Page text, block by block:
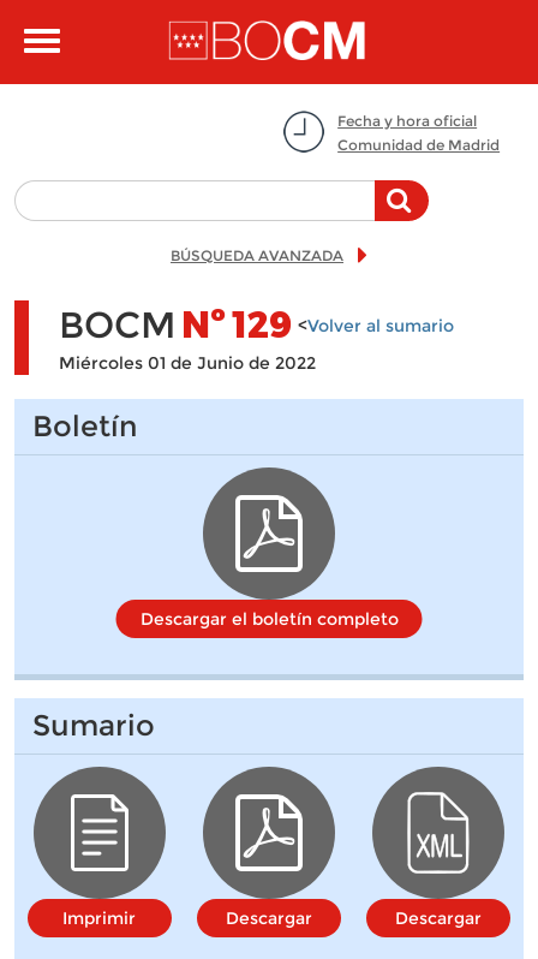
Toggle
Fecha y hora oficial
Comunidad de Madrid
BÚSQUEDA AVANZADA
BOCM Nº129 <Volver al sumario
Miércoles 01 de Junio de 2022
Boletín
Descargar el boletín completo
Sumario
Imprimir Descargar Descargar